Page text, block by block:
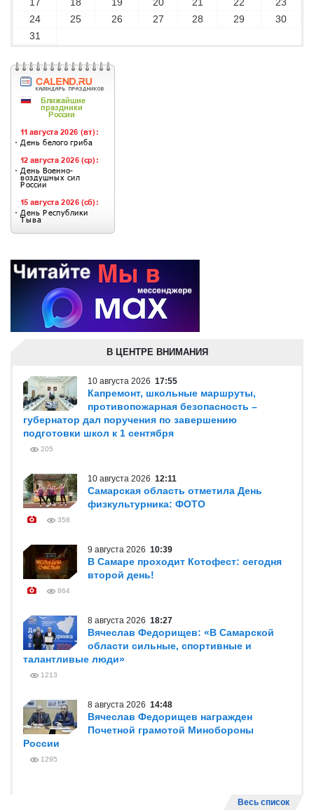
24
25 26 27 28 29
30
31
В ЦЕНТРЕ ВНИМАНИЯ
10 августа 2026 17:55
Капремонт, школьные маршруты,
противопожарная безопасность –
губернатор дал поручения по завершению
подготовки школ к 1 сентября
205
10 августа 2026 12:11
Самарская область отметила День
физкультурника: ФОТО
358
9 августа 2026 10:39
В Самаре проходит Котофест: сегодня
второй день!
864
8 августа 2026 18:27
Вячеслав Федорищев: «В Самарской
области сильные, спортивные и
талантливые люди»
1213
8 августа 2026 14:48
Вячеслав Федорищев награжден
Почетной грамотой Минобороны
России
1295
Весь список